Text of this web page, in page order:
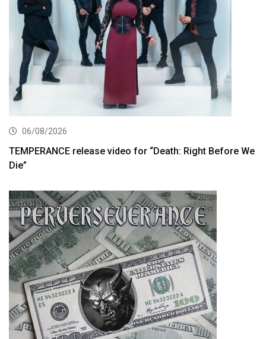
06/08/2026
TEMPERANCE release video for “Death: Right Before We
Die”